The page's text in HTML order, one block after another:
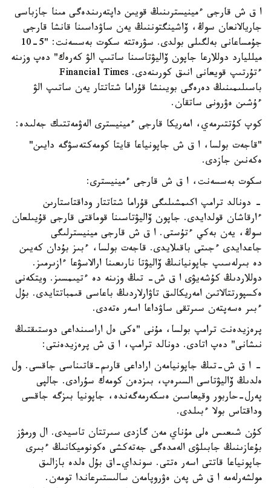
ا ق ش قارجى ءمينيسترىنىڭ قويىن داپتەرىندەگى مىنا جازباسى
جاريالانعان سوڭ، ۆاشينگتوننىڭ يەن ساۋداسىنا قانشا قارجى
جۇمساعانى بەلگىلى بولدى. سۋرەتتە سكوت بەسسەنت: "5-10
ميلليارد دوللارعا جاپون ۆاليۋتاسىنا ساتىپ الۋ كەرەك" دەپ وزىنە
ءتۇرتىپ قويعانى انىق كورىنەدى. Financial Times
باسىلىمىنىڭ دەرەگى بويىنشا قۇراما شتاتتار يەن ساتىپ الۋ
ءۇشىن ەۋرونى ساتقان.
كوپ كۇتتىرمەي، امەريكا قارجى ءمينيسترى الەۋمەتتىك جەلىدە:
"قاجەت بولسا، ا ق ش جاپونياعا قايتا كومەكتەسۋگە دايىن"
ەكەنىن جازدى.
سكوت بەسسەنت، ا ق ش قارجى ءمينيسترى:
- دونالد ترامپ اكىمشىلىگى قۇراما شتاتتار وداقتاستارىن
ءارقاشان قولدايدى. جاپون ۆاليۋتاسىنا قوماقتى قارجى قۇيىلعان
سوڭ، يەن بەكي ءتۇستى. ا ق ش قارجى مينيسترلىگى
جاعدايدى ءجىتى باقىلايدى. قاجەت بولسا، ءبىز بۇدان كەيىن
دە بىرلەسىپ جاپونيانىڭ ۆاليۋتا نارىعىنا ارالاسۋعا ءازىرمىز.
دوللاردىڭ كۇشەيۋى ا ق ش- تىڭ وزىنە دە ءتيىمسىز. ويتكەنى
ەكسپورتتالاتىن امەريكالىق تاۋارلاردىڭ باعاسى قىمباتتايدى. بۇل
ءبىر ەسەپتەن سىرتقى ساۋداعا اسەر ەتەدى.
پرەزيدەنت ترامپ بولسا، مۇنى "ەكى ەل اراسىنداعى دوستىقتىڭ
نىشانى" دەپ اتادى. دونالد ترامپ، ا ق ش پرەزيدەنتى:
- ا ق ش-تىڭ جاپونيامەن اراداعى قارىم-قاتىناسى جاقسى. ول
ەلدىڭ ۆاليۋتاسى السىرەپ، بىزدەن كومەك سۇرادى. جالپى
پەرل-حاربور وقيعاسىن ەسكەرمەگەندە، جاپونيا بىزگە جاقسى
وداقتاس بولا ءبىلدى.
كۇن شىعىس ەلى مۇناي مەن گازدى سىرتتان تاسيدى. ال ورمۋز
بۇعازىنىڭ جابىلۋى الەمدەگى جەتەكشى ەكونوميكانىڭ ءبىرى
جاپونياعا قاتتى اسەر ەتتى. سونداي-اق بۇل ەلدە بازالىق
مولشەرلەمە ا ق ش پەن ەۋروپامەن سالىستىرعاندا تومەن.